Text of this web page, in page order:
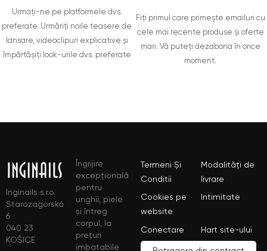
Urmați-ne pe platformele dvs.
preferate. Urmăriți noile teasere de
lansare, videoclipuri explicative și
împărtășiți look-urile dvs. preferate
Fiți primul care primește emailuri cu
cele mai recente produse și oferte
mari. Vă puteți dezabona în orice
moment.
Inginails s.r.o.
Starozagorská
6
040 23
KOŠICE
Îngrijire
excepțională
pentru
unghii, piele
și întreg
corpul, la
prețuri
imbatabile
Termeni Și
Conditii
Modalități de
livrare
Cookies pe
website
Intimitate
Conectare Hart site-ului